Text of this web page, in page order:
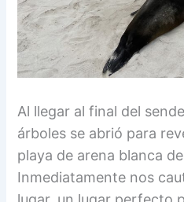
Al llegar al final del
árboles se abrió para
playa de arena blanca
Inmediatamente nos